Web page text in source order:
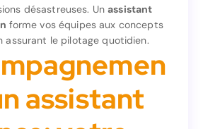
désastreuses. Unassistant
forme vos équipes aux concepts
assurant le pilotage quotidien.
assistant
principes financiers fondamentaux
à des décisions désastreuses. Un
qualifié en
gestion
aux concepts
en assurant le pilotage quotidien.
assistant